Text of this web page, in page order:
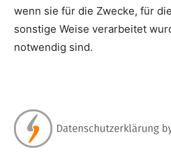
wenn sie für die Zwecke, für
sonstige Weise verarbeitet
notwendig sind.